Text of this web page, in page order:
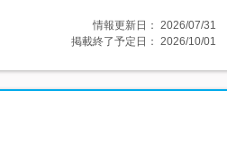
情報更新日： 2026/07/31
掲載終了予定日： 2026/10/01